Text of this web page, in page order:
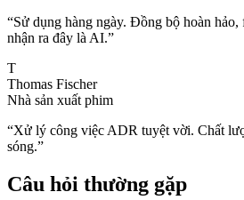
“Sử dụng hàng ngày. Đồng bộ hoàn
nhận ra đây là AI.”
T
Thomas Fischer
Nhà sản xuất phim
“Xử lý công việc ADR tuyệt vời. Chất
sóng.”
Câu hỏi thường gặp